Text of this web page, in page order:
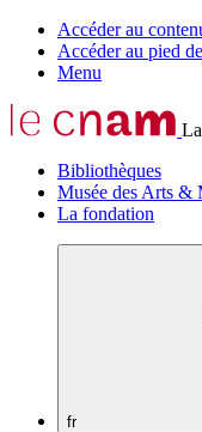
Accéder au
Accéder au pied
Menu
Bibliothèques
Musée des Arts &
La fondation
fr